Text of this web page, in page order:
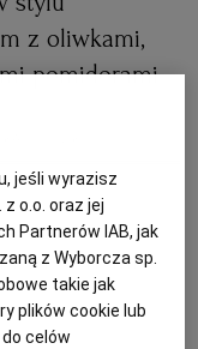
z oliwkami,
pomidorami
i suszonymi
jeśli wyrazisz
o.o. oraz jej
Partnerów IAB, jak
z Wyborcza sp.
takie jak
plików cookie lub
celów